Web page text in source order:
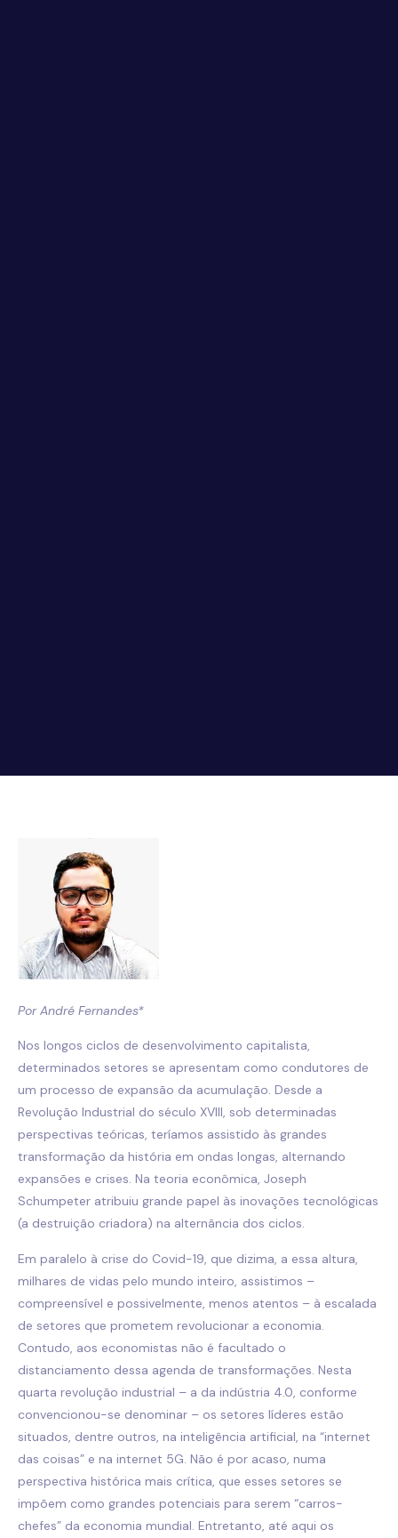
Por André Fernandes*
Nos longos ciclos de desenvolvimento capitalista,
determinados setores se apresentam como condutores de
um processo de expansão da acumulação. Desde a
Revolução Industrial do século XVIII, sob determinadas
perspectivas teóricas, teríamos assistido às grandes
transformação da história em ondas longas, alternando
expansões e crises. Na teoria econômica, Joseph
Schumpeter atribuiu grande papel às inovações tecnológicas
(a destruição criadora) na alternância dos ciclos.
Em paralelo à crise do Covid-19, que dizima, a essa altura,
milhares de vidas pelo mundo inteiro, assistimos –
compreensível e possivelmente, menos atentos – à escalada
de setores que prometem revolucionar a economia.
Contudo, aos economistas não é facultado o
distanciamento dessa agenda de transformações. Nesta
quarta revolução industrial – a da indústria 4.0, conforme
convencionou-se denominar – os setores líderes estão
situados, dentre outros, na inteligência artificial, na “internet
das coisas” e na internet 5G. Não é por acaso, numa
perspectiva histórica mais crítica, que esses setores se
impõem como grandes potenciais para serem “carros-
chefes” da economia mundial. Entretanto, até aqui os